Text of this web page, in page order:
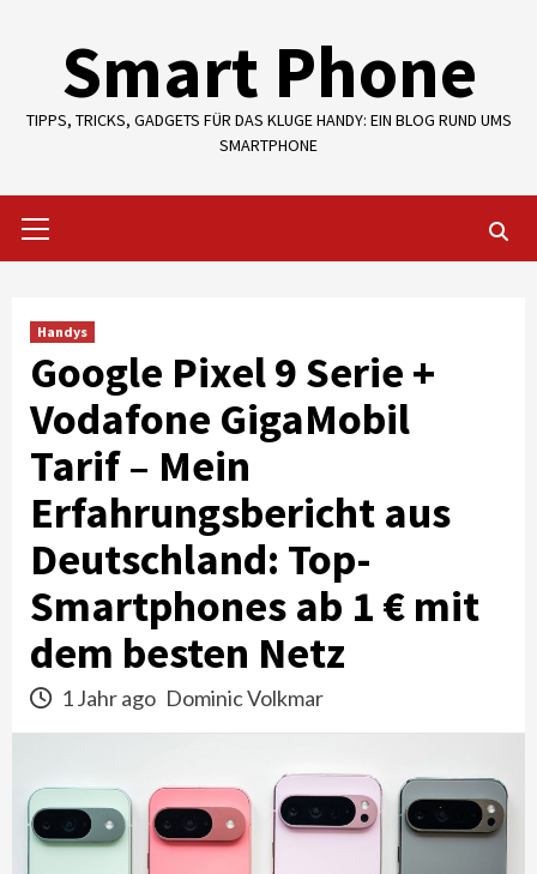
contentSmart Phone
TIPPS, TRICKS, GADGETS FÜR DAS KLUGE HANDY: EIN BLOG RUND UMS
SMARTPHONE
Menu
Handys
Google Pixel 9 Serie +
Vodafone GigaMobil
Tarif – Mein
Erfahrungsbericht aus
Deutschland: Top-
Smartphones ab 1 € mit
dem besten Netz
1 Jahr ago Dominic Volkmar